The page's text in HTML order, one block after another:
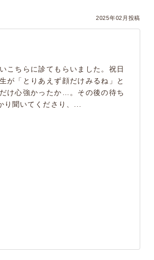
2025年02月投稿
こちらに診てもらいました。祝日
が「とりあえず顔だけみるね」と
け心強かったか…。その後の待ち
聞いてくださり、...